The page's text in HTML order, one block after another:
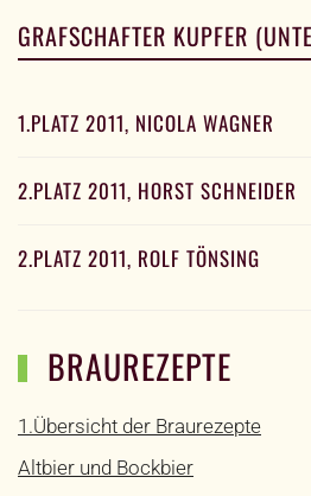
GRAFSCHAFTER KUPFER
1.PLATZ 2011, NICOLA WAGNER
2.PLATZ 2011, HORST SCHNEIDER
2.PLATZ 2011, ROLF TÖNSING
BRAUREZEPTE
1.Übersicht der Braurezepte
Altbier und Bockbier